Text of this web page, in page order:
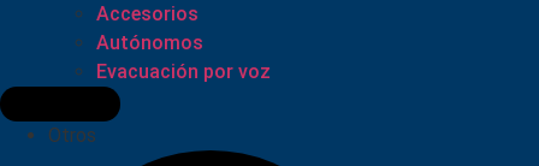
Accesorios
Autónomos
Evacuación por voz
Otros